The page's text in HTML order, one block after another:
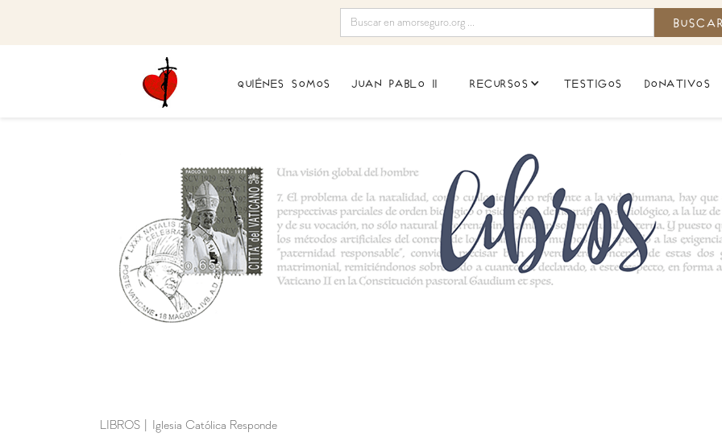
quiénes somos juan pablo ii recursos testigos donativos
LIBROS Iglesia Católica Responde